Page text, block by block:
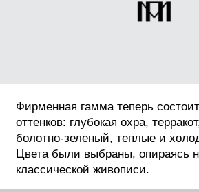
Фирменная гамма теперь
оттенков: глубокая охра,
болотно-зеленый, теплые и
Цвета были выбраны, опираясь
классической живописи.